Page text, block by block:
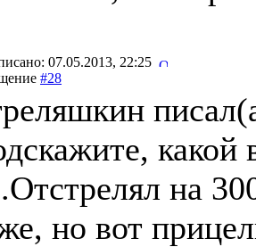
07.05.2013, 22:25
#28
на
но вот